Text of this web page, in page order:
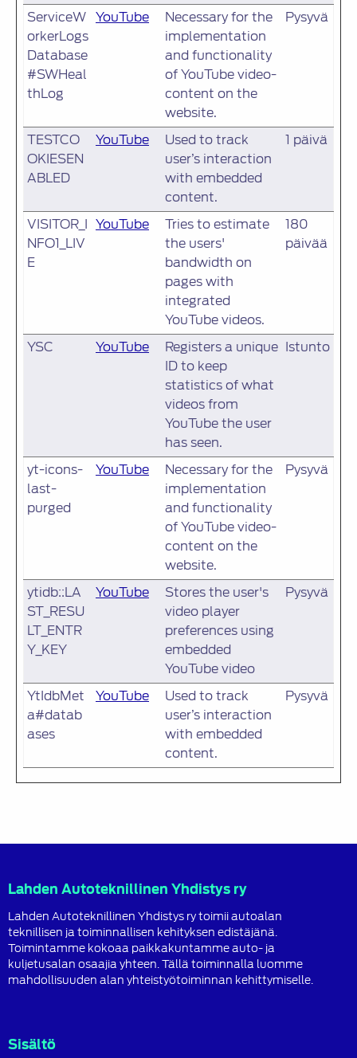
ServiceW
orkerLogs
Database
#SWHeal
thLog
YouTube
Necessary for the
implementation
and functionality
of YouTube video-
content on the
website.
Pysyvä
TESTCO
OKIESEN
ABLED
YouTube
Used to track
user’s interaction
with embedded
content.
1 päivä
VISITOR_I
NFO1_LIV
E
YouTube
Tries to estimate
the users'
bandwidth on
pages with
integrated
YouTube videos.
180
päivää
YSC YouTube
Registers a unique
ID to keep
statistics of what
videos from
YouTube the user
has seen.
Istunto
yt-icons-
last-
purged
YouTube
Necessary for the
implementation
and functionality
of YouTube video-
content on the
website.
Pysyvä
ytidb::LA
ST_RESU
LT_ENTR
Y_KEY
YouTube
Stores the user's
video player
preferences using
embedded
YouTube video
Pysyvä
YtIdbMet
a#datab
ases
YouTube
Used to track
user’s interaction
with embedded
content.
Pysyvä
Lahden Autoteknillinen Yhdistys ry
Lahden Autoteknillinen Yhdistys ry toimii autoalan
teknillisen ja toiminnallisen kehityksen edistäjänä.
Toimintamme kokoaa paikkakuntamme auto- ja
kuljetusalan osaajia yhteen. Tällä toiminnalla luomme
mahdollisuuden alan yhteistyötoiminnan kehittymiselle.
Sisältö